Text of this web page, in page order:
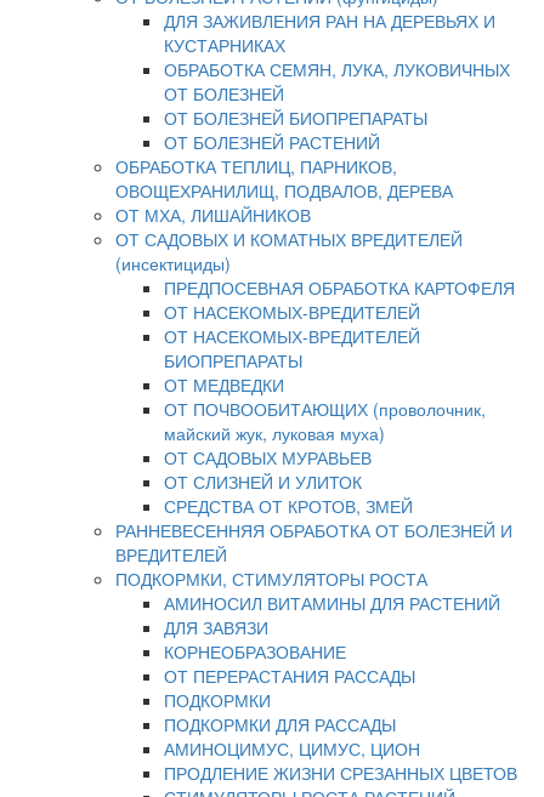
ДЛЯ ЗАЖИВЛЕНИЯ РАН НА ДЕРЕВЬЯХ И
КУСТАРНИКАХ
ОБРАБОТКА СЕМЯН, ЛУКА, ЛУКОВИЧНЫХ
ОТ БОЛЕЗНЕЙ
ОТ БОЛЕЗНЕЙ БИОПРЕПАРАТЫ
ОТ БОЛЕЗНЕЙ РАСТЕНИЙ
ОБРАБОТКА ТЕПЛИЦ, ПАРНИКОВ,
ОВОЩЕХРАНИЛИЩ, ПОДВАЛОВ, ДЕРЕВА
ОТ МХА, ЛИШАЙНИКОВ
ОТ САДОВЫХ И КОМАТНЫХ ВРЕДИТЕЛЕЙ
(инсектициды)
ПРЕДПОСЕВНАЯ ОБРАБОТКА КАРТОФЕЛЯ
ОТ НАСЕКОМЫХ-ВРЕДИТЕЛЕЙ
ОТ НАСЕКОМЫХ-ВРЕДИТЕЛЕЙ
БИОПРЕПАРАТЫ
ОТ МЕДВЕДКИ
ОТ ПОЧВООБИТАЮЩИХ (проволочник,
майский жук, луковая муха)
ОТ САДОВЫХ МУРАВЬЕВ
ОТ СЛИЗНЕЙ И УЛИТОК
СРЕДСТВА ОТ КРОТОВ, ЗМЕЙ
РАННЕВЕСЕННЯЯ ОБРАБОТКА ОТ БОЛЕЗНЕЙ И
ВРЕДИТЕЛЕЙ
ПОДКОРМКИ, СТИМУЛЯТОРЫ РОСТА
АМИНОСИЛ ВИТАМИНЫ ДЛЯ РАСТЕНИЙ
ДЛЯ ЗАВЯЗИ
КОРНЕОБРАЗОВАНИЕ
ОТ ПЕРЕРАСТАНИЯ РАССАДЫ
ПОДКОРМКИ
ПОДКОРМКИ ДЛЯ РАССАДЫ
АМИНОЦИМУС, ЦИМУС, ЦИОН
ПРОДЛЕНИЕ ЖИЗНИ СРЕЗАННЫХ ЦВЕТОВ